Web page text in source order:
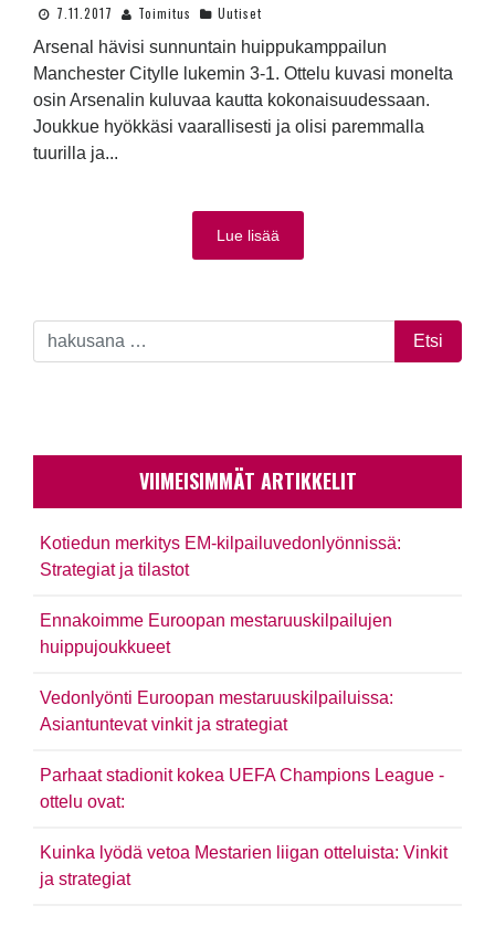
7.11.2017 Toimitus Uutiset
Arsenal hävisi sunnuntain huippukamppailun
Manchester Citylle lukemin 3-1. Ottelu kuvasi monelta
osin Arsenalin kuluvaa kautta kokonaisuudessaan.
Joukkue hyökkäsi vaarallisesti ja olisi paremmalla
tuurilla ja...
Lue lisää
VIIMEISIMMÄT ARTIKKELIT
Kotiedun merkitys EM-kilpailuvedonlyönnissä:
Strategiat ja tilastot
Ennakoimme Euroopan mestaruuskilpailujen
huippujoukkueet
Vedonlyönti Euroopan mestaruuskilpailuissa:
Asiantuntevat vinkit ja strategiat
Parhaat stadionit kokea UEFA Champions League -
ottelu ovat:
Kuinka lyödä vetoa Mestarien liigan otteluista: Vinkit
ja strategiat